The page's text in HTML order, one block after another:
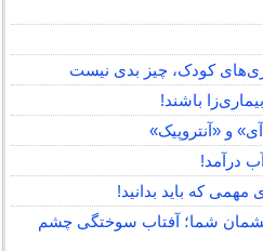
کودک، چیز بدی نیست
و «آنتروپیک»
درآمد!
که باید بدانید!
شما؛ آفتاب سوختگی چشم